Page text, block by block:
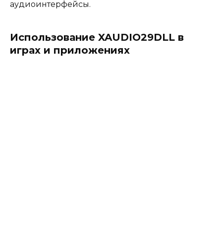
аудиоинтерфейсы.
Использование XAUDIO29DLL в
играх и приложениях